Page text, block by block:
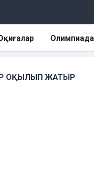
Олимпиада
ОҚЫЛЫП ЖАТЫР